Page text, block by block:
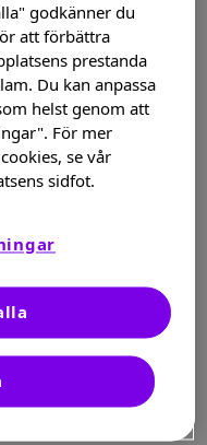
dagar efter
dagar.
godkänner du
att förbättra
prestanda
Du kan anpassa
helst genom att
För mer
se vår
sidfot.